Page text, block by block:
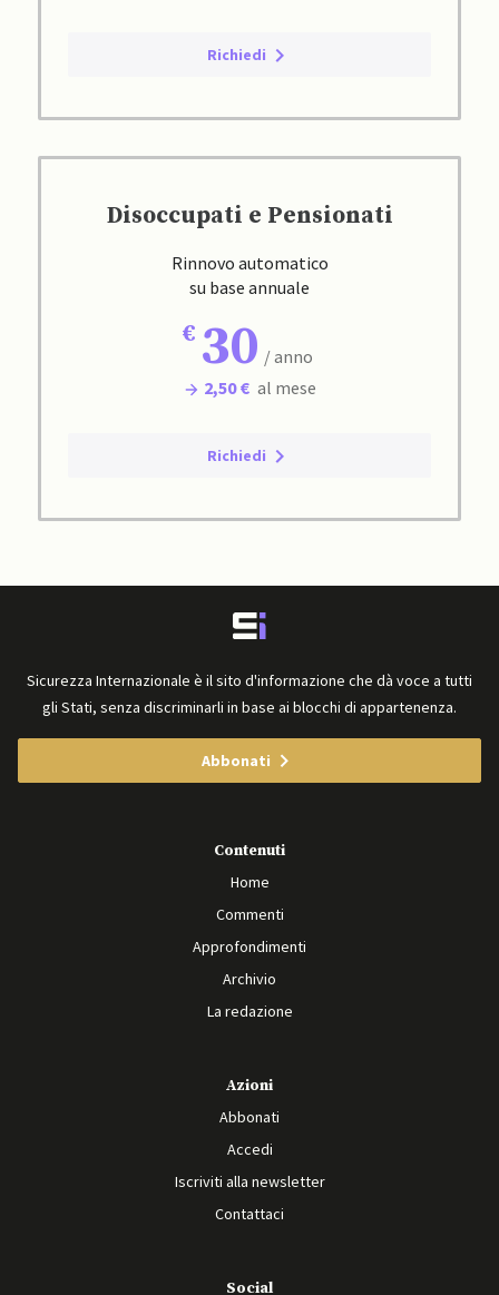
Richiedi
Disoccupati e Pensionati
Rinnovo automatico
su base annuale
30 / anno
2,50 € al mese
Richiedi
Sicurezza Internazionale è il sito d'informazione che dà voce a tutti
gli Stati, senza discriminarli in base ai blocchi di appartenenza.
Abbonati
Contenuti
Home
Commenti
Approfondimenti
Archivio
La redazione
Azioni
Abbonati
Accedi
Iscriviti alla newsletter
Contattaci
Social